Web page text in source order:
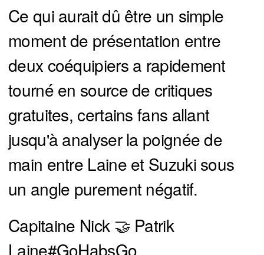
Ce qui aurait dû être un simple
moment de présentation entre
deux coéquipiers a rapidement
tourné en source de critiques
gratuites, certains fans allant
jusqu'à analyser la poignée de
main entre Laine et Suzuki sous
un angle purement négatif.
Capitaine Nick 🤝 Patrik
Laine#GoHabsGo